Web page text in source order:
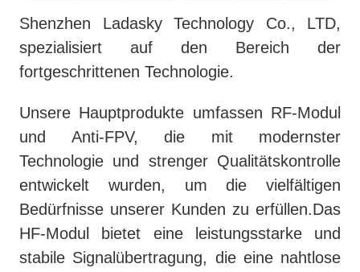
Shenzhen Ladasky Technology Co., LTD,
spezialisiert auf den Bereich der
fortgeschrittenen Technologie.
Unsere Hauptprodukte umfassen RF-Modul
und Anti-FPV, die mit modernster
Technologie und strenger Qualitätskontrolle
entwickelt wurden, um die vielfältigen
Bedürfnisse unserer Kunden zu erfüllen.Das
HF-Modul bietet eine leistungsstarke und
stabile Signalübertragung, die eine nahtlose